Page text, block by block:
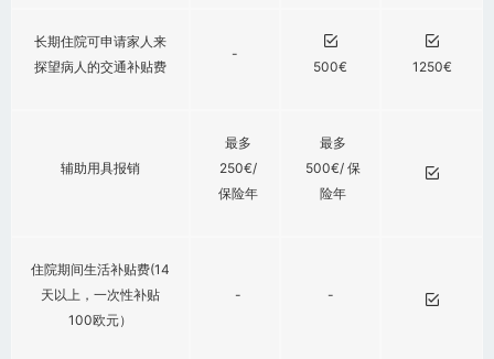
长期住院可申请家人来
探望病人的交通补贴费
-
500€
1250€
辅助用具报销
最多
250€/
保险年
最多
500€/ 保
险年
住院期间生活补贴费(14
天以上，一次性补贴
100欧元）
- -